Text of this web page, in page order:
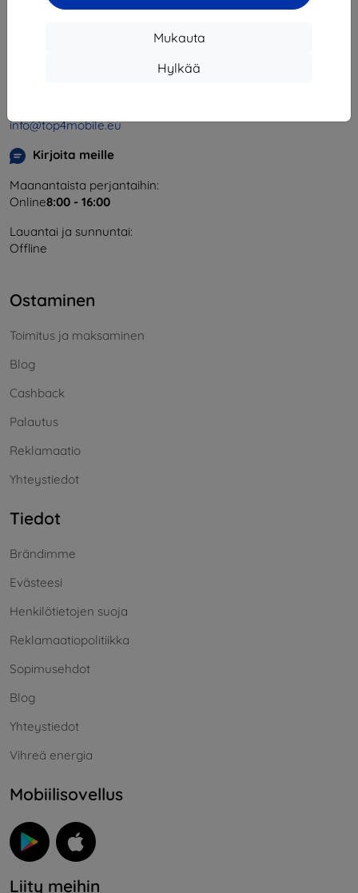
Mukauta
Hylkää
SK2023549671
info@top4mobile.eu
Kirjoita meille
Maanantaista perjantaihin:
Online8:00 - 16:00
Lauantai ja sunnuntai:
Offline
Ostaminen
Toimitus ja maksaminen
Blog
Cashback
Palautus
Reklamaatio
Yhteystiedot
Tiedot
Brändimme
Evästeesi
Henkilötietojen suoja
Reklamaatiopolitiikka
Sopimusehdot
Blog
Yhteystiedot
Vihreä energia
Mobiilisovellus
Liity meihin